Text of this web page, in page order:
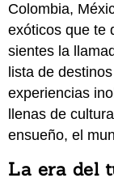
Colombia,
exóticos que te
sientes la
lista de
experiencias
llenas de
ensueño, el
La era del